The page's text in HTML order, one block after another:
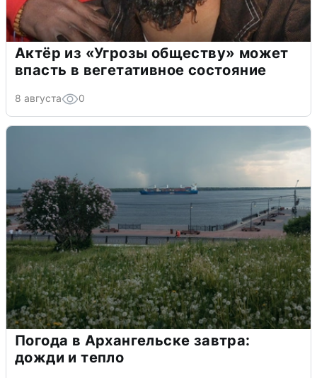
Актёр из «Угрозы обществу» может
впасть в вегетативное состояние
8 августа 0
Погода в Архангельске завтра:
дожди и тепло